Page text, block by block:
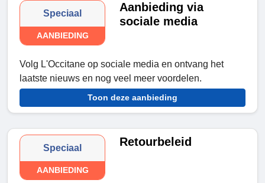
Speciaal
AANBIEDING
Aanbieding via
sociale media
Volg L'Occitane op sociale media en ontvang het
laatste nieuws en nog veel meer voordelen.
Toon deze aanbieding
Speciaal
AANBIEDING
Retourbeleid